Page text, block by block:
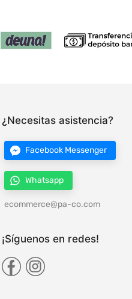
¿Necesitas asistencia?
Facebook Messenger
Whatsapp
ecommerce@pa-co.com
¡Síguenos en redes!